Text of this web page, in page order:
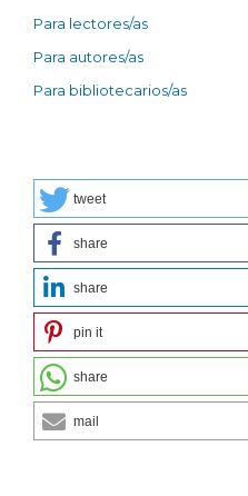
Para lectores/as
Para autores/as
Para bibliotecarios/as
tweet
share
share
pin it
share
mail